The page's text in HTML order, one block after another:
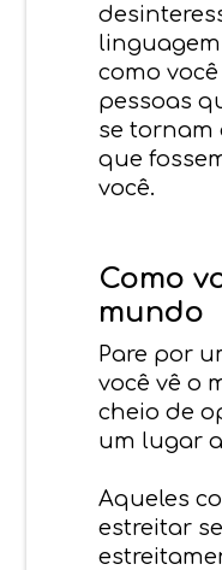
como
pessoas
se tornam
que
você.
Como
mundo
Pare por
você vê o
cheio de
um lugar
Aqueles
estreitar